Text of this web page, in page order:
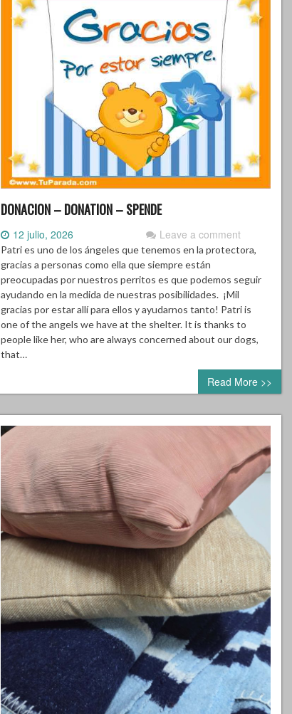
DONACION – DONATION – SPENDE
12 julio, 2026 Leave a comment
Patri es uno de los ángeles que tenemos en la protectora,
gracias a personas como ella que siempre están
preocupadas por nuestros perritos es que podemos seguir
ayudando en la medida de nuestras posibilidades. ¡Mil
gracias por estar allí para ellos y ayudarnos tanto! Patri is
one of the angels we have at the shelter. It is thanks to
people like her, who are always concerned about our dogs,
that…
Read More >>